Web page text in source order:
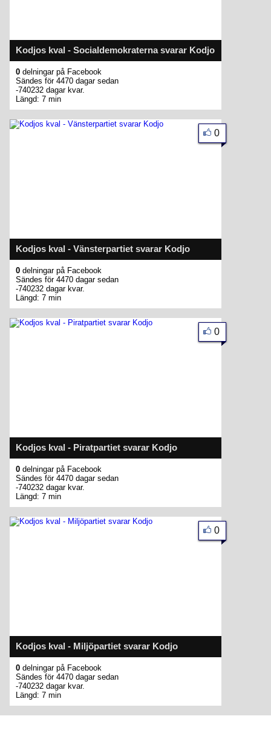
Kodjos kval - Socialdemokraterna svarar Kodjo
0 delningar på Facebook
Sändes för 4470 dagar sedan
-740232 dagar kvar.
Längd: 7 min
Kodjos kval - Vänsterpartiet svarar Kodjo
0
0 delningar på Facebook
Sändes för 4470 dagar sedan
-740232 dagar kvar.
Längd: 7 min
Kodjos kval - Piratpartiet svarar Kodjo
0
0 delningar på Facebook
Sändes för 4470 dagar sedan
-740232 dagar kvar.
Längd: 7 min
Kodjos kval - Miljöpartiet svarar Kodjo
0
0 delningar på Facebook
Sändes för 4470 dagar sedan
-740232 dagar kvar.
Längd: 7 min